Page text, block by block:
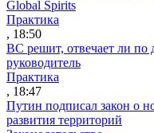
Global Spirits
Практика
, 18:50
ВС решит, отвечает ли
руководитель
Практика
, 18:47
Путин подписал закон о
развития территорий